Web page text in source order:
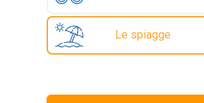
Le spiagge